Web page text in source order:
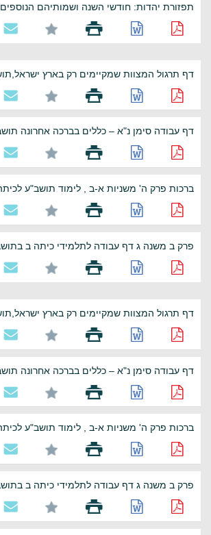
תפזורת יהדות: חודשי השנה ושמותיהם הנוספים
דף תרגול המצוות שמקיימים רק בארץ
דף עבודה סימן נ"א – כללים בברכה אחרונה
ברכות פרק ה' משניות א-ב , לימוד תושב"ע
פרק ב משנה ג דף עבודה לתלמידי כיתה ב
דף תרגול המצוות שמקיימים רק בארץ
דף עבודה סימן נ"א – כללים בברכה אחרונה
ברכות פרק ה' משניות א-ב , לימוד תושב"ע
פרק ב משנה ג דף עבודה לתלמידי כיתה ב